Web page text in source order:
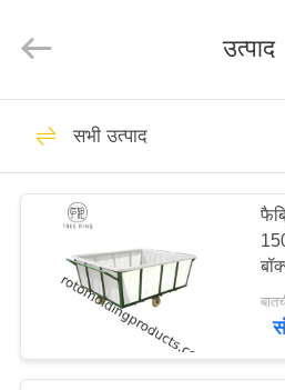
उत्पादों
वीडियो
बारे
रोटोमोल्डिंग
उत्पाद
सभी उत्पाद